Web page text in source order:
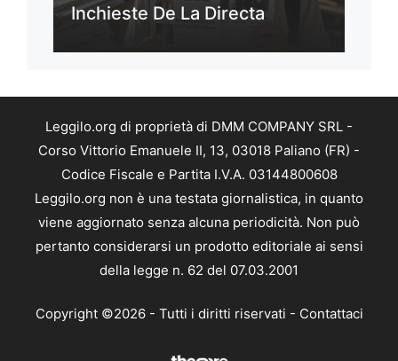
Inchieste De La Directa
Leggilo.org di proprietà di DMM COMPANY SRL -
Corso Vittorio Emanuele II, 13, 03018 Paliano (FR) -
Codice Fiscale e Partita I.V.A. 03144800608
Leggilo.org non è una testata giornalistica, in quanto
viene aggiornato senza alcuna periodicità. Non può
pertanto considerarsi un prodotto editoriale ai sensi
della legge n. 62 del 07.03.2001
Copyright ©2026 - Tutti i diritti riservati - Contattaci